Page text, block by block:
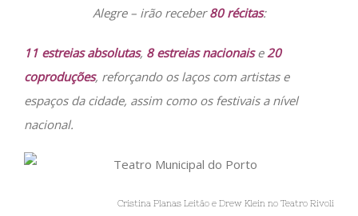
Alegre – irão receber80 récitas:
11 estreias absolutas, 8 estreias nacionaise20
coproduções, reforçando os laços com artistas e
espaços da cidade, assim como os festivais a nível
nacional.
Cristina Planas Leitão e Drew Klein no Teatro Rivoli